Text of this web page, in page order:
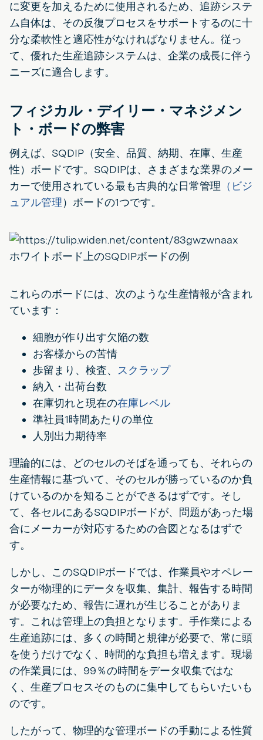
に変更を加えるために使用されるため、追跡システ
ム自体は、その反復プロセスをサポートするのに十
分な柔軟性と適応性がなければなりません。従っ
て、優れた生産追跡システムは、企業の成長に伴う
ニーズに適合します。
フィジカル・デイリー・マネジメン
ト・ボードの弊害
例えば、SQDIP（安全、品質、納期、在庫、生産
性）ボードです。SQDIPは、さまざまな業界のメー
カーで使用されている最も古典的な日常管理 （ビジ
ュアル管理）ボードの1つです。
ホワイトボード上のSQDIPボードの例
これらのボードには、次のような生産情報が含まれ
ています：
細胞が作り出す欠陥の数
お客様からの苦情
歩留まり、検査、
スクラップ
納入・出荷台数
在庫切れと現在の在庫レベル
準社員1時間あたりの単位
人別出力期待率
理論的には、どのセルのそばを通っても、それらの
生産情報に基づいて、そのセルが勝っているのか負
けているのかを知ることができるはずです。そし
て、各セルにあるSQDIPボードが、問題があった場
合にメーカーが対応するための合図となるはずで
す。
しかし、このSQDIPボードでは、作業員やオペレー
ターが物理的にデータを収集、集計、報告する時間
が必要なため、報告に遅れが生じることがありま
す。これは管理上の負担となります。手作業による
生産追跡には、多くの時間と規律が必要で、常に頭
を使うだけでなく、時間的な負担も増えます。現場
の作業員には、99％の時間をデータ収集ではな
く、生産プロセスそのものに集中してもらいたいも
のです。
したがって、物理的な管理ボードの手動による性質